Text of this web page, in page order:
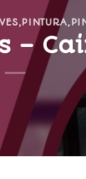
,PINTURA,
–